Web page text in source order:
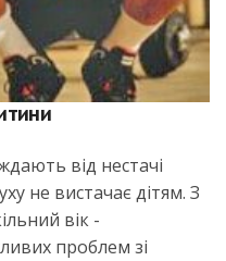
від нестачі
не вистачає дітям. З
вік -
проблем зі